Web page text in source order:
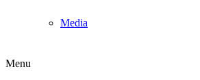
Media
Menu